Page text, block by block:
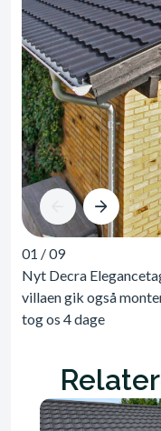
01 /09
Nyt Decra
villaen gik også
tog os 4 dage